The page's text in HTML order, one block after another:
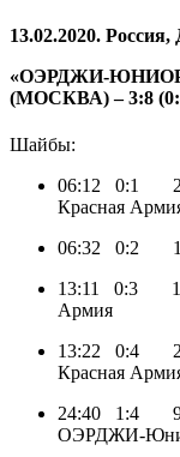
13.02.2020.
«ОЭРДЖИ-
(МОСКВА) – 3:8
Шайбы:
06:12 0:1
Красная
06:32 0:2
13:11 0:3
Армия
13:22 0:4
Красная
24:40 1:4
ОЭРДЖИ-